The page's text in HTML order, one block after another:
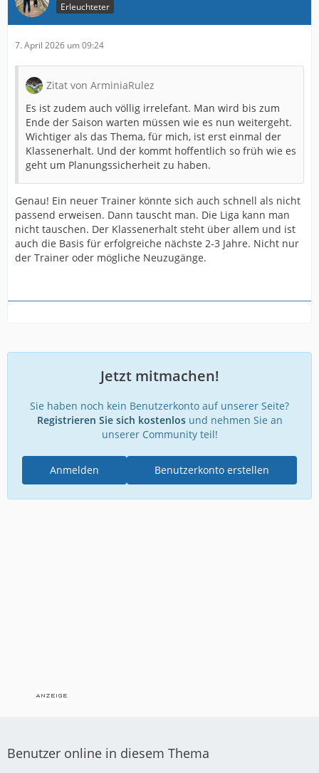
Erleuchteter
7. April 2026 um 09:24
Zitat von ArminiaRulez
Es ist zudem auch völlig irrelefant. Man wird bis zum
Ende der Saison warten müssen wie es nun weitergeht.
Wichtiger als das Thema, für mich, ist erst einmal der
Klassenerhalt. Und der kommt hoffentlich so früh wie es
geht um Planungssicherheit zu haben.
Genau! Ein neuer Trainer könnte sich auch schnell als nicht
passend erweisen. Dann tauscht man. Die Liga kann man
nicht tauschen. Der Klassenerhalt steht über allem und ist
auch die Basis für erfolgreiche nächste 2-3 Jahre. Nicht nur
der Trainer oder mögliche Neuzugänge.
Jetzt mitmachen!
Sie haben noch kein Benutzerkonto auf unserer Seite?
Registrieren Sie sich kostenlosund nehmen Sie an
unserer Community teil!
Benutzerkonto erstellen
Anmelden
Benutzer online in diesem Thema